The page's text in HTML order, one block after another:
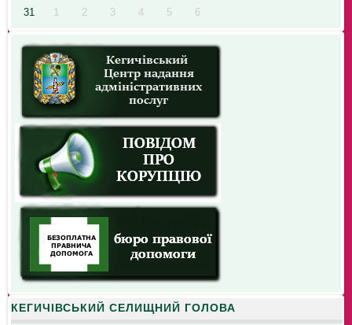
31 1 2 3 4 5 6
КЕГИЧІВСЬКИЙ СЕЛИЩНИЙ ГОЛОВА